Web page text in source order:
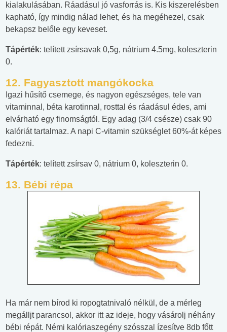
kialakulásában. Ráadásul jó vasforrás is. Kis kiszerelésben
kapható, így mindig nálad lehet, és ha megéhezel, csak
bekapsz belőle egy keveset.
Tápérték: telített zsírsavak 0,5g, nátrium 4.5mg, koleszterin
0.
12. Fagyasztott mangókocka
Igazi hűsítő csemege, és nagyon egészséges, tele van
vitaminnal, béta karotinnal, rosttal és ráadásul édes, ami
elvárható egy finomságtól. Egy adag (3/4 csésze) csak 90
kalóriát tartalmaz. A napi C-vitamin szükséglet 60%-át képes
fedezni.
Tápérték: telített zsírsav 0, nátrium 0, koleszterin 0.
13. Bébi répa
Ha már nem bírod ki ropogtatnivaló nélkül, de a mérleg
megálljt parancsol, akkor itt az ideje, hogy vásárolj néhány
bébi répát. Némi kalóriaszegény szósszal ízesítve 8db főtt